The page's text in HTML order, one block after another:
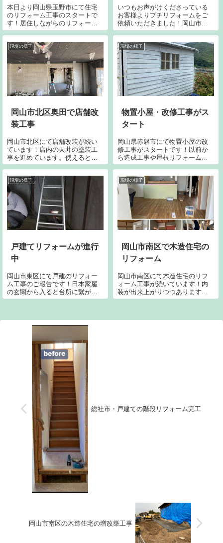
本日より岡山県玉野市にて住宅
のリフォーム工事のスタートで
す！居住しながらのリフォーム
の為荷物を移動させながらの工
をお借りになるとの事だったの
でベランダにステージを組みそ
こに荷物を移動させて養生する
ようにしてみまし...
いつもお声がけくださっている
お客様よりプチリフォームをご
依頼いただきました！岡山市北
区にてキッチンのタッチレス水
替え工事です。これまでも内装
や水まわりのリフォームから外
装や外構のリフォームまで幾度
も当社にご依頼く...
現場の様子
岡山市北区奥田で店舗改
装工事
岡山市北区にて店舗改装が続い
ています！店内の天井の塗装工
事を進めています。使えるとこ
ろは上手くリニューアルして再
減り無駄な資源も出ないので工
夫は大事かと思います。 どう
魅せるかを適材適所で判断して
いくのも当社の大...
現場の様子
物置小屋・改修工事がス
タート
岡山県赤磐市にて物置小屋の改
修工事がスタートです！以前か
ら造成工事や屋根リフォーム、
外構工事など長年に渡りいつも
です。エイジング系のオシャレ
な造りがお好きな女性のお客様
なので美観を損ねぬよう外壁は
仕上げていく予定...
現場の様子
戸建てリフォームが進行
中
岡山市東区にて戸建のリフォー
ム工事のご報告です！日本家屋
の玄関から入ると台所に繋がる
動線の途中に納屋のようなスペ
の事でその想いをカタチにする
経路です。さてさ...
現場の様子
岡山市南区で木造住宅の
リフォーム
岡山市南区にて木造住宅のリフ
ォーム工事が続いています！内
装が出来上がりつつあります。
床のリアルウッドの出来栄えは
総社市・戸建ての階段リフォーム完工
岡山市南区の木造住宅の増改築工事